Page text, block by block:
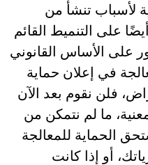
لأسباب تنشأ من
على التنميط القائم
على الأساس القانوني
في إعلان حماية
فلن نقوم بعد الآن
ما لم نتمكن من
الحماية للمعالجة
أو إذا كانت